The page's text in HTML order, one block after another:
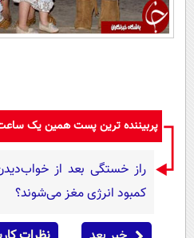
پربیننده ترین پست همین یک
راز خستگی بعد از
کمبود انرژی مغز می‌شوند؟